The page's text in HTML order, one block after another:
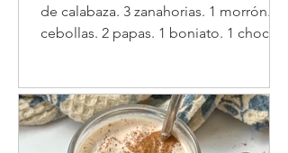
de calabaza. 3 zanahorias. 1 morrón. 2
cebollas. 2 papas. 1 boniato. 1 choclo.
pimienta, pimentón, condimento
verde, orégano, ajo y perejil en polvo.
Procedimiento: Cortar las verduras en